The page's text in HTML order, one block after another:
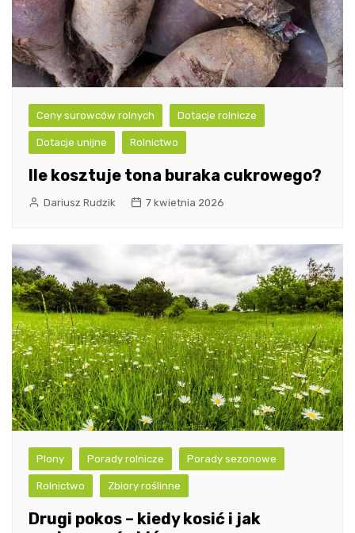
Ceny surowców rolnych Dotacje rolnicze
Dotacje unijne Rolnictwo
Ile kosztuje tona buraka cukrowego?
Dariusz Rudzik 7 kwietnia 2026
Plony Porady rolnicze Porady sezonowe
Rolnictwo Zbiory roślinne
Drugi pokos – kiedy kosić i jak